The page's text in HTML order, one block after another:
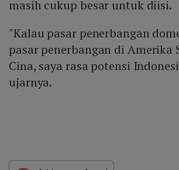
masih cukup besar untuk diisi.
"Kalau pasar penerbangan
pasar penerbangan di Amerika
Cina, saya rasa potensi
ujarnya.